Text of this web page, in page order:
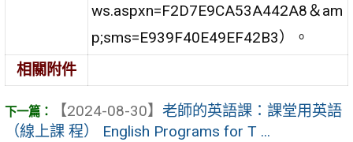
ws.aspxn=F2D7E9CA53A442A8＆am
p;sms=E939F40E49EF42B3）。
相關附件
【2024-08-30】 老師的英語課：課堂用英語
（線上課 程） English Programs for T ...